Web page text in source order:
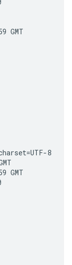
GMT
8
GMT